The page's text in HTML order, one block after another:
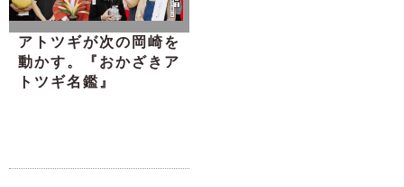
アトツギが次の岡崎を
動かす。『おかざきア
トツギ名鑑』